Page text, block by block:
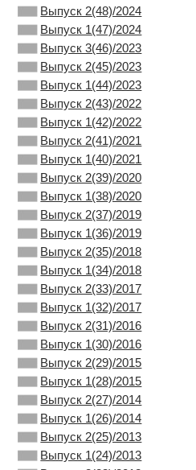
Выпуск 2(48)/2024
Выпуск 1(47)/2024
Выпуск 3(46)/2023
Выпуск 2(45)/2023
Выпуск 1(44)/2023
Выпуск 2(43)/2022
Выпуск 1(42)/2022
Выпуск 2(41)/2021
Выпуск 1(40)/2021
Выпуск 2(39)/2020
Выпуск 1(38)/2020
Выпуск 2(37)/2019
Выпуск 1(36)/2019
Выпуск 2(35)/2018
Выпуск 1(34)/2018
Выпуск 2(33)/2017
Выпуск 1(32)/2017
Выпуск 2(31)/2016
Выпуск 1(30)/2016
Выпуск 2(29)/2015
Выпуск 1(28)/2015
Выпуск 2(27)/2014
Выпуск 1(26)/2014
Выпуск 2(25)/2013
Выпуск 1(24)/2013